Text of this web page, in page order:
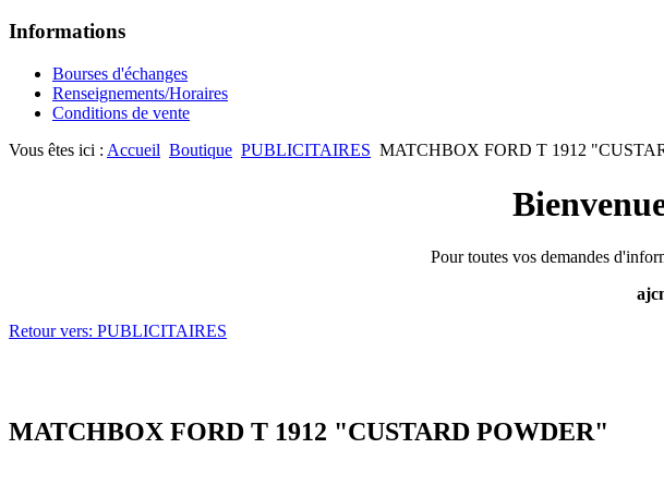
Informations
Bourses d'échanges
Renseignements/Horaires
Conditions de vente
Vous êtes ici : Accueil Boutique PUBLICITAIRES MATCHBOX FORD T 1912
Pour toutes vos demandes
Retour vers: PUBLICITAIRES
MATCHBOX FORD T 1912 "CUSTARD POWDER"